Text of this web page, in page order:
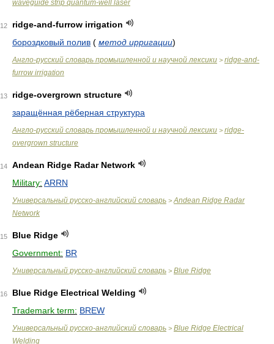
waveguide strip quantum-well laser
12
ridge-and-furrow irrigation
бороздковый полив ( метод ирригации)
Англо-русский словарь промышленной и научной лексики > ridge-and-
furrow irrigation
13
ridge-overgrown structure
заращённая рёберная структура
Англо-русский словарь промышленной и научной лексики > ridge-
overgrown structure
14
Andean Ridge Radar Network
Military: ARRN
Универсальный русско-английский словарь > Andean Ridge Radar
Network
15
Blue Ridge
Government: BR
Универсальный русско-английский словарь > Blue Ridge
16
Blue Ridge Electrical Welding
Trademark term: BREW
Универсальный русско-английский словарь > Blue Ridge Electrical
Welding